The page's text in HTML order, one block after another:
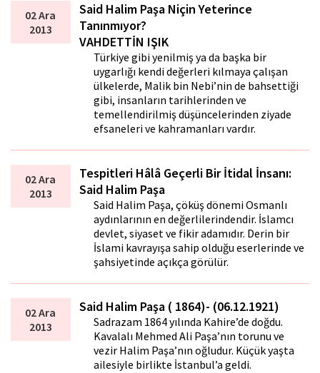
02 Ara
2013
Said Halim Paşa Niçin Yeterince
Tanınmıyor?
VAHDETTİN IŞIK
Türkiye gibi yenilmiş ya da başka bir
uygarlığı kendi değerleri kılmaya çalışan
ülkelerde, Malik bin Nebi’nin de bahsettiği
gibi, insanların tarihlerinden ve
temellendirilmiş düşüncelerinden ziyade
efsaneleri ve kahramanları vardır.
02 Ara
2013
Tespitleri Hâlâ Geçerli Bir İtidal İnsanı:
Said Halim Paşa
Said Halim Paşa, çöküş dönemi Osmanlı
aydınlarının en değerlilerindendir. İslamcı
devlet, siyaset ve fikir adamıdır. Derin bir
İslami kavrayışa sahip olduğu eserlerinde ve
şahsiyetinde açıkça görülür.
02 Ara
2013
Said Halim Paşa ( 1864)- (06.12.1921)
Sadrazam 1864 yılında Kahire’de doğdu.
Kavalalı Mehmed Ali Paşa’nın torunu ve
vezir Halim Paşa’nın oğludur. Küçük yaşta
ailesiyle birlikte İstanbul’a geldi.